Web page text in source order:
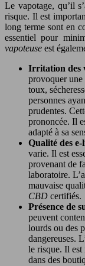
Le vapotage, qu’il
risque. Il est
long terme sont en
essentiel pour
vapoteuse est
Irritation des
provoquer une
toux,
personnes
prudentes.
prononcée. Il
adapté à sa
Qualité des
varie. Il est
provenant de
laboratoire.
mauvaise
CBD certifiés.
Présence de
peuvent
lourds ou des
dangereuses.
le risque. Il est
dans des